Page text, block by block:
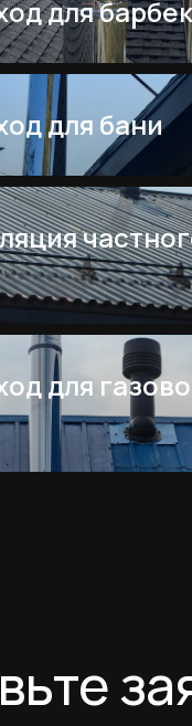
для
для бани
для
с Политикой обработки персональных
персональных данных в порядке и
заявку
Соглашение о